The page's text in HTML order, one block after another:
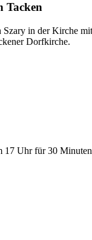
Tacken
in der Kirche
Dorfkirche.
17 Uhr für 30